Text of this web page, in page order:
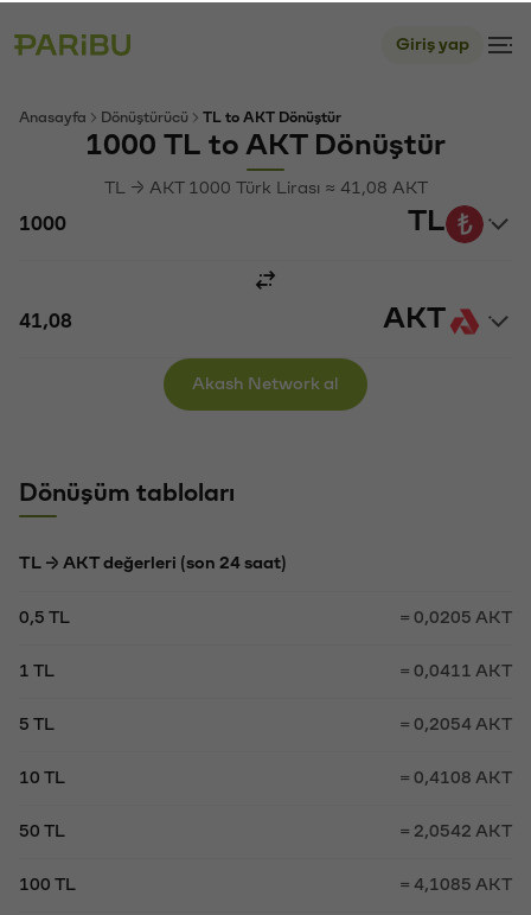
Giriş yap
Anasayfa Dönüştürücü TL to AKT Dönüştür
1000 TL to AKT Dönüştür
TL → AKT 1000 Türk Lirası ≈ 41,08 AKT
TL
AKT
Akash Network al
Dönüşüm tabloları
TL → AKT değerleri (son 24 saat)
0,5 TL = 0,0205 AKT
1 TL = 0,0411 AKT
5 TL = 0,2054 AKT
10 TL = 0,4108 AKT
50 TL = 2,0542 AKT
100 TL = 4,1085 AKT